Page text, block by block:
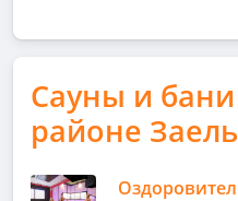
Сауны и
районе